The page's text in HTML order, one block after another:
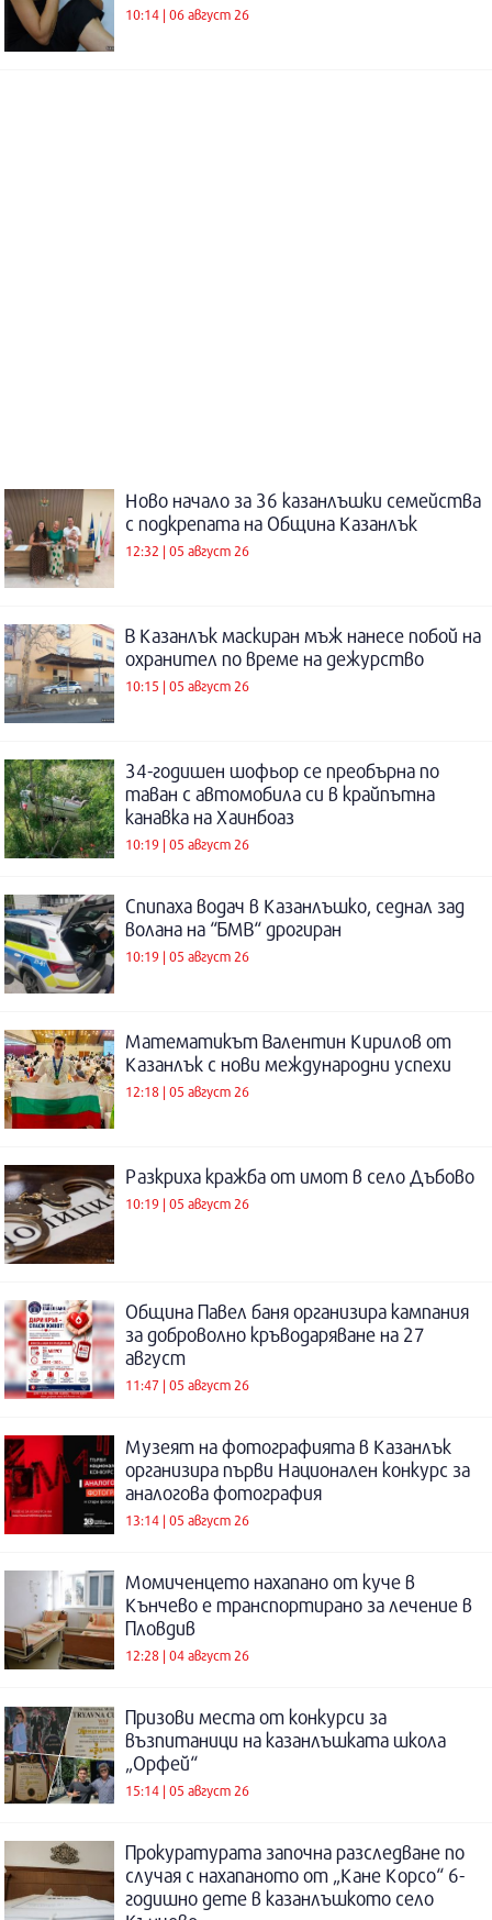
10:14 | 06 август 26
Ново начало за 36 казанлъшки семейства
с подкрепата на Община Казанлък
12:32 | 05 август 26
В Казанлък маскиран мъж нанесе побой на
охранител по време на дежурство
10:15 | 05 август 26
34-годишен шофьор се преобърна по
таван с автомобила си в крайпътна
канавка на Хаинбоаз
10:19 | 05 август 26
Спипаха водач в Казанлъшко, седнал зад
волана на “БМВ“ дрогиран
10:19 | 05 август 26
Математикът Валентин Кирилов от
Казанлък с нови международни успехи
12:18 | 05 август 26
Разкриха кражба от имот в село Дъбово
10:19 | 05 август 26
Община Павел баня организира кампания
за доброволно кръводаряване на 27
август
11:47 | 05 август 26
Музеят на фотографията в Казанлък
организира първи Национален конкурс за
аналогова фотография
13:14 | 05 август 26
Момиченцето нахапано от куче в
Кънчево е транспортирано за лечение в
Пловдив
12:28 | 04 август 26
Призови места от конкурси за
възпитаници на казанлъшката школа
„Орфей“
15:14 | 05 август 26
Прокуратурата започна разследване по
случая с нахапаното от „Кане Корсо“ 6-
годишно дете в казанлъшкото село